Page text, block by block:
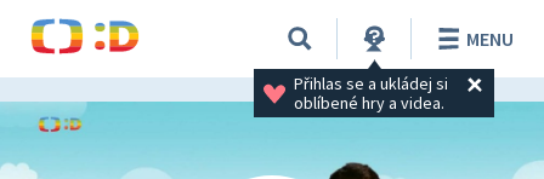
Přihlas se a ukládej si
oblíbené hry a videa.
MENU